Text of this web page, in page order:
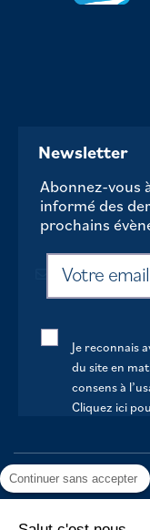
Newsletter
Abonnez-vous
informé des
prochains
Je reconnais
du site en
consens à
Cliquez ici
ACCUEIL
Continuer sans accepter